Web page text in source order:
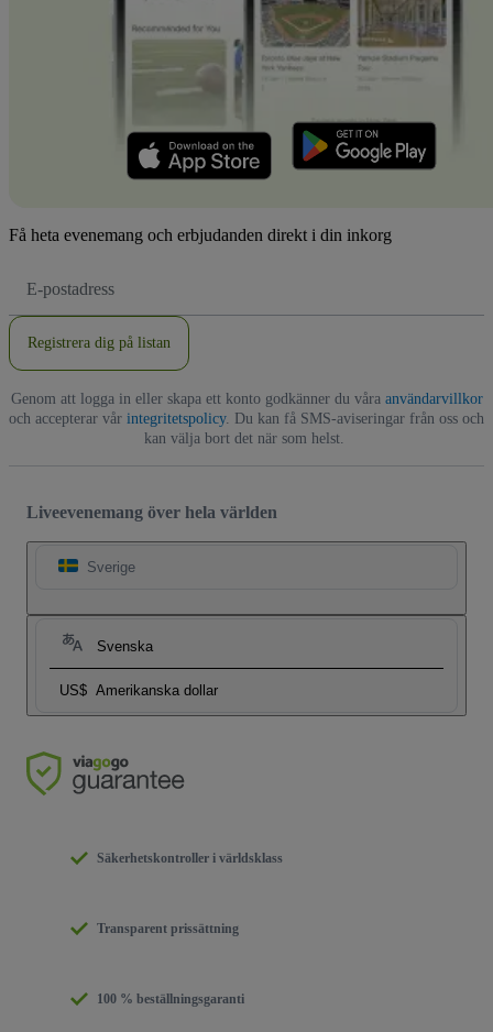
Få heta evenemang och erbjudanden direkt i din inkorg
postadress
Registrera dig på listan
Genom att logga in eller skapa ett konto godkänner du våra användarvillkor
och accepterar vår integritetspolicy. Du kan få SMS-aviseringar från oss och
kan välja bort det när som helst.
Liveevenemang över hela världen
Sverige
Svenska
US$ Amerikanska dollar
Säkerhetskontroller i världsklass
Transparent prissättning
100 % beställningsgaranti